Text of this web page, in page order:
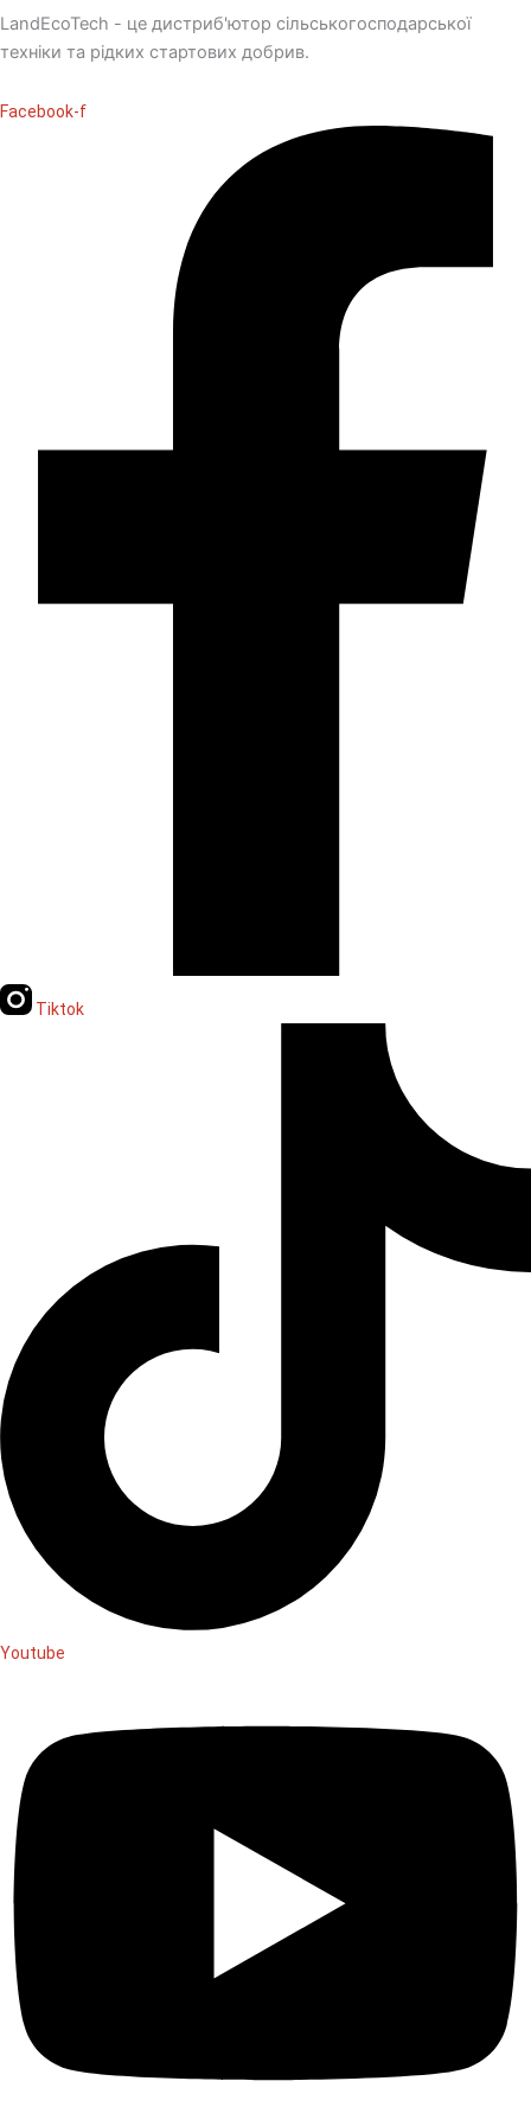
LandEcoTech - це дистриб'ютор сільськогосподарської
техніки та рідких стартових добрив.
Facebook-f
Tiktok
Youtube